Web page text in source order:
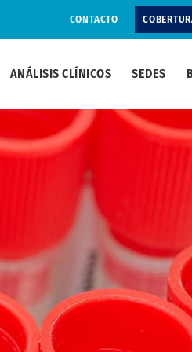
CONTACTO
ANÁLISIS CLÍNICOS SEDES